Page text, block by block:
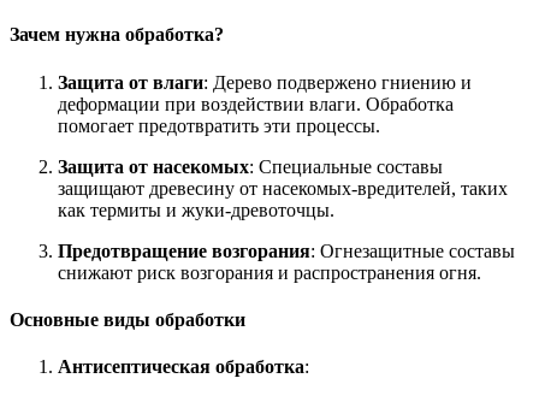
Зачем нужна обработка?
Защита от влаги: Дерево подвержено гниению и
деформации при воздействии влаги. Обработка
помогает предотвратить эти процессы.
Защита от насекомых: Специальные составы
защищают древесину от насекомых-вредителей, таких
как термиты и жуки-древоточцы.
Предотвращение возгорания: Огнезащитные составы
снижают риск возгорания и распространения огня.
Основные виды обработки
Антисептическая обработка: